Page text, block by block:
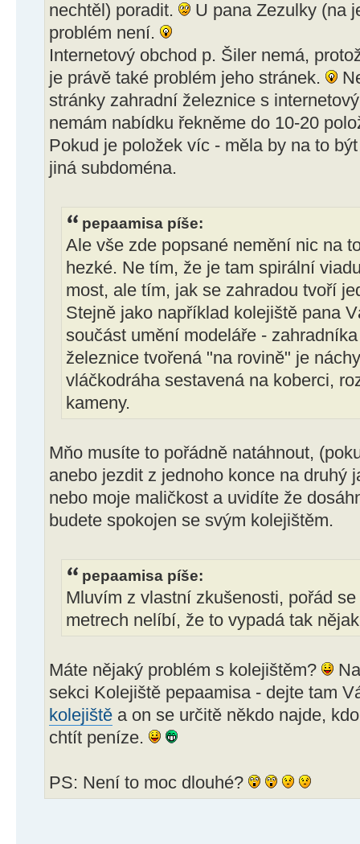
nechtěl) poradit.
U pana Zezulky (na
problém není.
Internetový obchod p. Šiler nemá,
je právě také problém jeho stránek.
stránky zahradní železnice s
nemám nabídku řekněme do 10-20
Pokud je položek víc - měla by na to
jiná subdoména.
pepaamisa píše:
Ale vše zde popsané nemění nic na
hezké. Ne tím, že je tam spirální
most, ale tím, jak se zahradou tvoří
Stejně jako například kolejiště pana
součást umění modeláře -
železnice tvořená "na rovině" je
vláčkodráha sestavená na koberci,
kameny.
Mňo musíte to pořádně natáhnout,
anebo jezdit z jednoho konce na druhý
nebo moje maličkost a uvidíte že
budete spokojen se svým kolejištěm.
pepaamisa píše:
Mluvím z vlastní zkušenosti, pořád
metrech nelíbí, že to vypadá tak
Máte nějaký problém s kolejištěm?
sekci Kolejiště pepaamisa - dejte tam
kolejiště a on se určitě někdo najde,
chtít peníze.
PS: Není to moc dlouhé?